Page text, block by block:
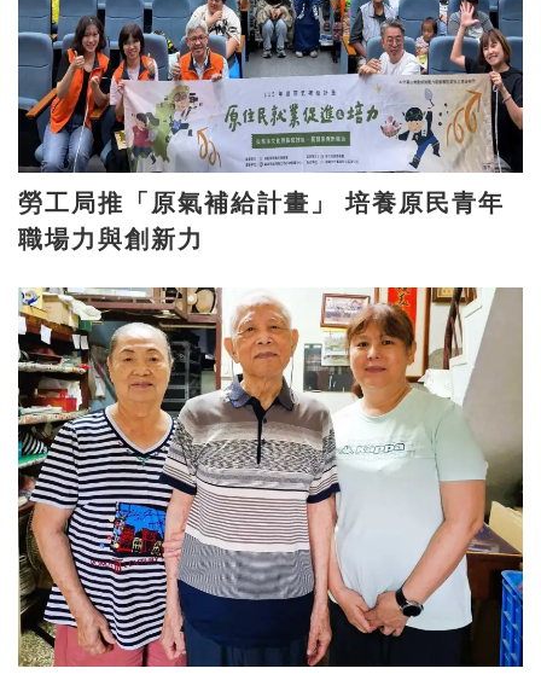
勞工局推「原氣補給計畫」 培養原民青年
職場力與創新力